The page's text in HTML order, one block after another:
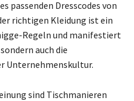
passenden Dresscodes von
richtigen Kleidung ist ein
Regeln und manifestiert
auch die
Unternehmenskultur.
sind Tischmanieren